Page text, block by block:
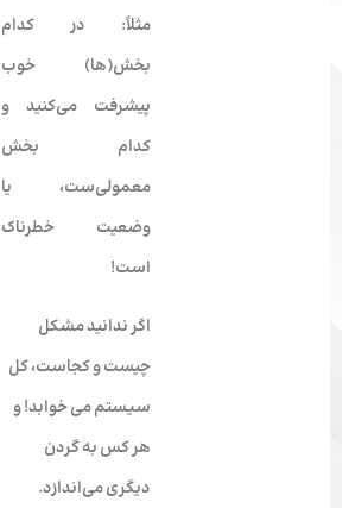
مثلاً: در کدام
بخش(ها) خوب
پیشرفت می‌کنید و
کدام بخش
معمولی‌ست، یا
وضعیت خطرناک
است!
اگر ندانید مشکل
چیست و کجاست، کل
سیستم می خوابد! و
هر کس به گردن
دیگری می‌اندازد.